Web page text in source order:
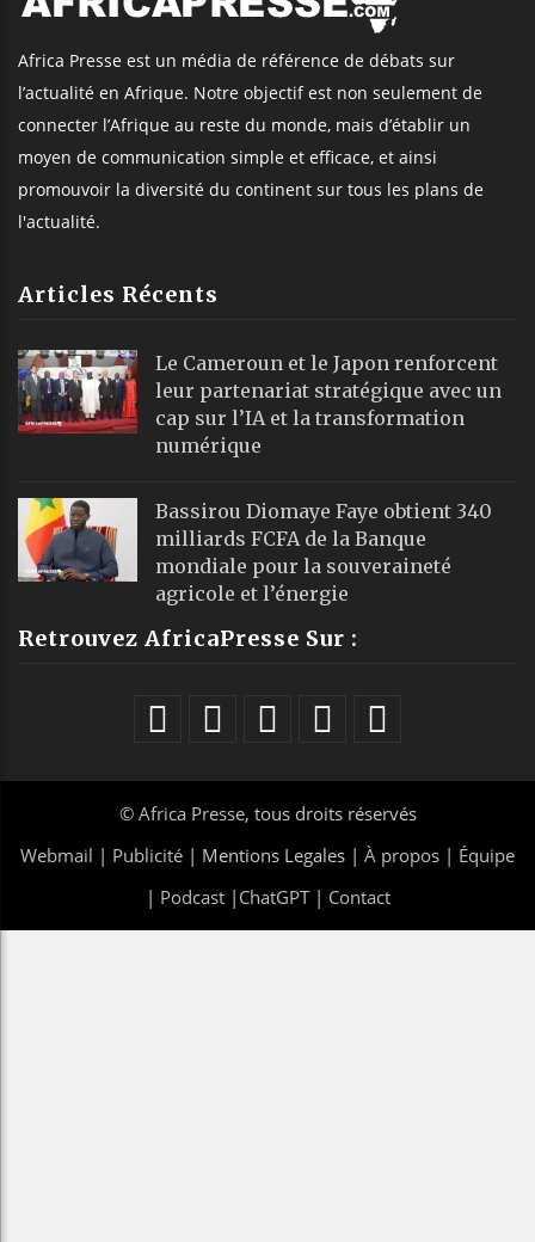
Africa Presse est un média de référence de débats sur
l’actualité en Afrique. Notre objectif est non seulement de
connecter l’Afrique au reste du monde, mais d’établir un
moyen de communication simple et efficace, et ainsi
promouvoir la diversité du continent sur tous les plans de
l'actualité.
Articles Récents
Le Cameroun et le Japon renforcent
leur partenariat stratégique avec un
cap sur l’IA et la transformation
numérique
Bassirou Diomaye Faye obtient 340
milliards FCFA de la Banque
mondiale pour la souveraineté
agricole et l’énergie
Retrouvez AfricaPresse Sur :
© Africa Presse, tous droits réservés
Webmail | Publicité | Mentions Legales | À propos | Équipe
| Podcast| ChatGPT| Contact